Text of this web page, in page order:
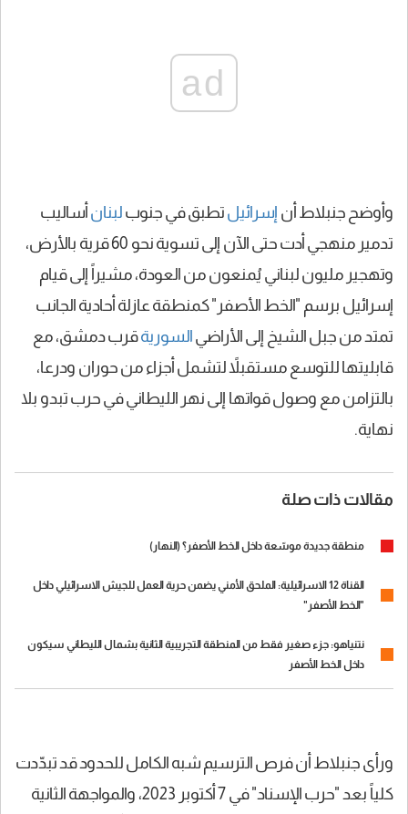
ad
وأوضح جنبلاط أن إسرائيل تطبق في جنوب لبنان أساليب
تدمير منهجي أدت حتى الآن إلى تسوية نحو 60 قرية بالأرض،
وتهجير مليون لبناني يُمنعون من العودة، مشيراً إلى قيام
إسرائيل برسم "الخط الأصفر" كمنطقة عازلة أحادية الجانب
تمتد من جبل الشيخ إلى الأراضي السوريةقرب دمشق، مع
قابليتها للتوسع مستقبلاً لتشمل أجزاء من حوران ودرعا،
بالتزامن مع وصول قواتها إلى نهر الليطاني في حرب تبدو بلا
نهاية.
مقالات ذات صلة
منطقة جديدة موسّعة داخل الخط الأصفر؟ (النهار)
القناة 12 الاسرائيلية: الملحق الأمني يضمن حرية العمل للجيش الاسرائيلي داخل
"الخط الأصفر"
نتنياهو: جزء صغير فقط من المنطقة التجريبية الثانية بشمال الليطاني سيكون
داخل الخط الأصفر
ورأى جنبلاط أن فرص الترسيم شبه الكامل للحدود قد تبدّدت
كلياً بعد "حرب الإسناد" في 7 أكتوبر 2023، والمواجهة الثانية